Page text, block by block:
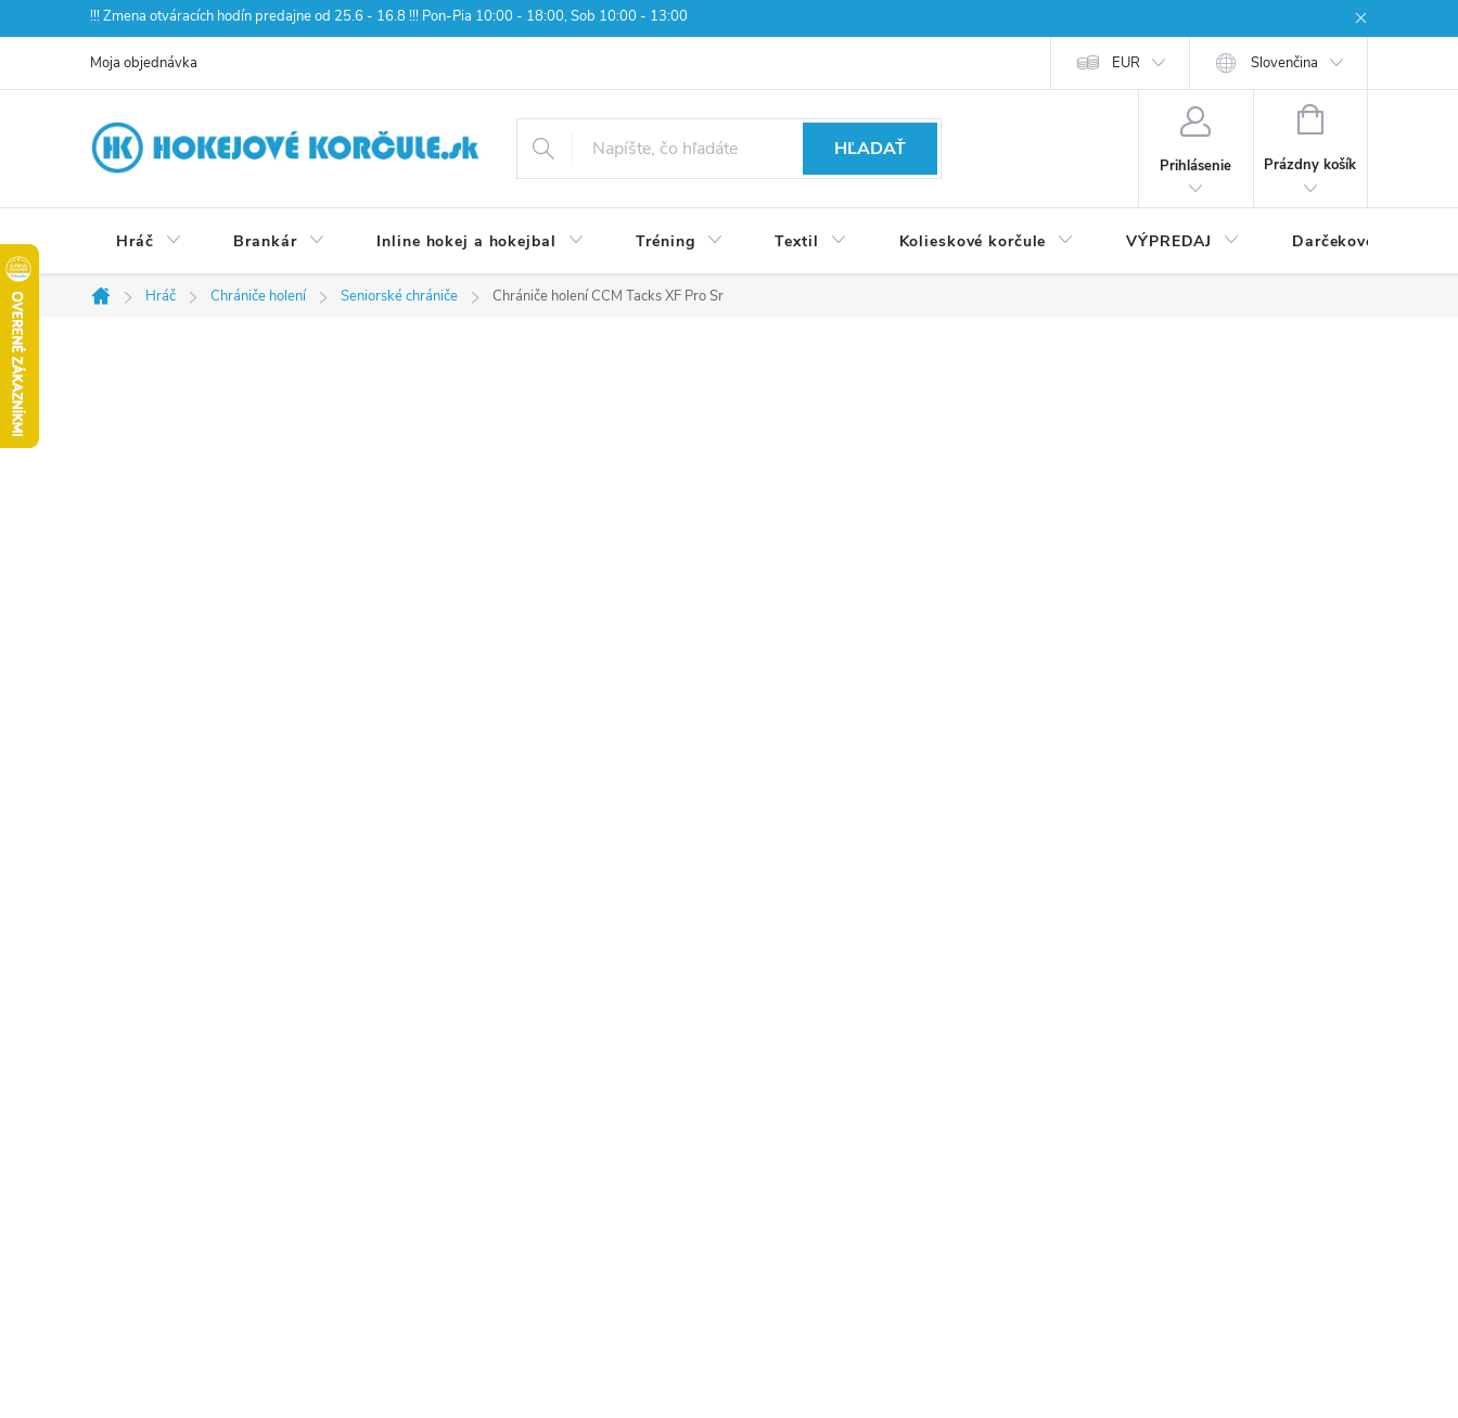
na
!!! Zmena otváracích hodín predajne od 25.6 - 16.8 !!! Pon-Pia 10:00 - 18:00, Sob 10:00 - 13:00
Moja objednávka EUR Slovenčina
HĽADAŤ
Prihlásenie
NÁKUPNÝ
Prázdny košík
Hráč Brankár Inline hokej a hokejbal Tréning Textil Kolieskové korčule VÝPREDAJ Darčekové poukážky
Domov
Hráč Chrániče holení Seniorské chrániče Chrániče holení CCM Tacks XF Pro Sr